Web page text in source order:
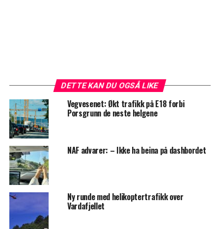
DETTE KAN DU OGSÅ LIKE
Vegvesenet: Økt trafikk på E18 forbi
Porsgrunn de neste helgene
NAF advarer: – Ikke ha beina på dashbordet
Ny runde med helikoptertrafikk over
Vardafjellet